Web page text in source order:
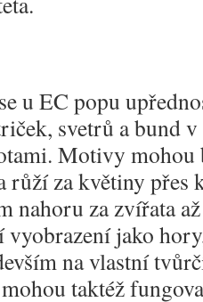
u EC popu
svetrů a bund
Motivy mohou
růží za květiny přes
nahoru za zvířata
vyobrazení jako
na vlastní
taktéž